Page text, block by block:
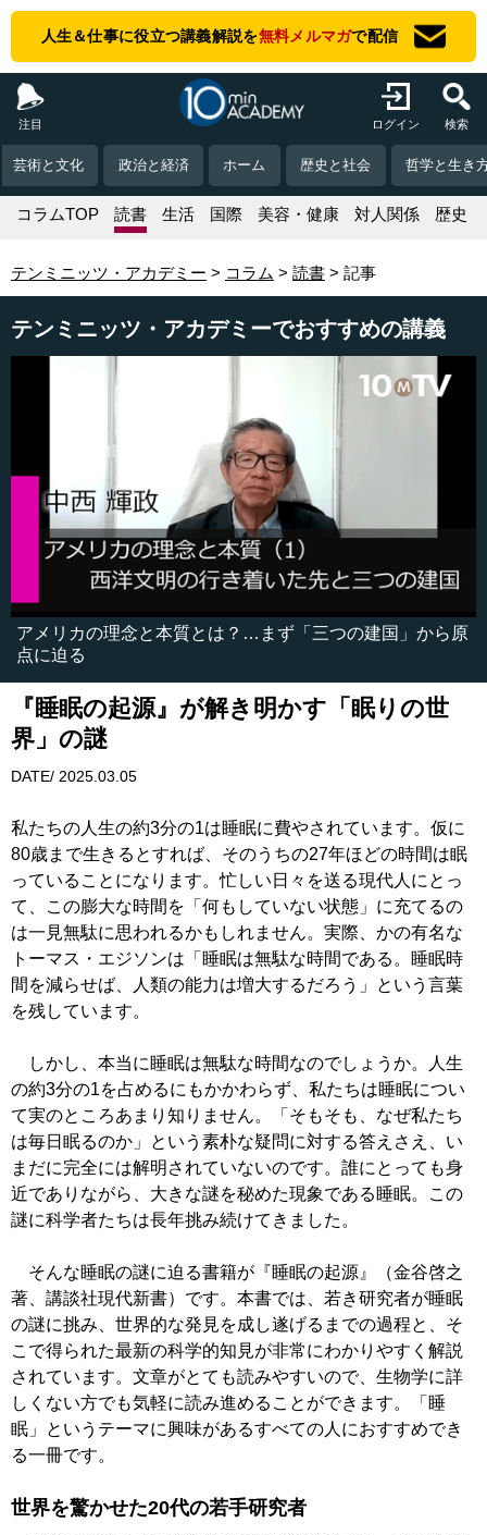
人生＆仕事に役立つ講義解説を無料メルマガで配信
注目 ログイン 検索
芸術と文化 政治と経済 ホーム 歴史と社会 哲学と生き
コラムTOP 読書 生活 国際 美容・健康 対人関係 歴史
テンミニッツ・アカデミー コラム 読書 記事
テンミニッツ・アカデミーでおすすめの講義
アメリカの理念と本質とは？…まず「三つの建国」から原
点に迫る
『睡眠の起源』が解き明かす「眠りの世
界」の謎
DATE/ 2025.03.05
私たちの人生の約3分の1は睡眠に費やされています。仮に
80歳まで生きるとすれば、そのうちの27年ほどの時間は眠
っていることになります。忙しい日々を送る現代人にとっ
て、この膨大な時間を「何もしていない状態」に充てるの
は一見無駄に思われるかもしれません。実際、かの有名な
トーマス・エジソンは「睡眠は無駄な時間である。睡眠時
間を減らせば、人類の能力は増大するだろう」という言葉
を残しています。
しかし、本当に睡眠は無駄な時間なのでしょうか。人生
の約3分の1を占めるにもかかわらず、私たちは睡眠につい
て実のところあまり知りません。「そもそも、なぜ私たち
は毎日眠るのか」という素朴な疑問に対する答えさえ、い
まだに完全には解明されていないのです。誰にとっても身
近でありながら、大きな謎を秘めた現象である睡眠。この
謎に科学者たちは長年挑み続けてきました。
そんな睡眠の謎に迫る書籍が『睡眠の起源』（金谷啓之
著、講談社現代新書）です。本書では、若き研究者が睡眠
の謎に挑み、世界的な発見を成し遂げるまでの過程と、そ
こで得られた最新の科学的知見が非常にわかりやすく解説
されています。文章がとても読みやすいので、生物学に詳
しくない方でも気軽に読み進めることができます。「睡
眠」というテーマに興味があるすべての人におすすめでき
る一冊です。
世界を驚かせた20代の若手研究者